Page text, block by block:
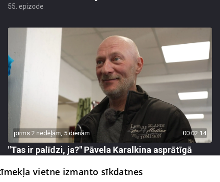
55. epizode
pirms 2 nedēļām, 5 dienām 00:02:14
"Tas ir palīdzi, ja?" Pāvela Karalkina asprātīgā
43. epizodevietne izmanto sīkdatnes